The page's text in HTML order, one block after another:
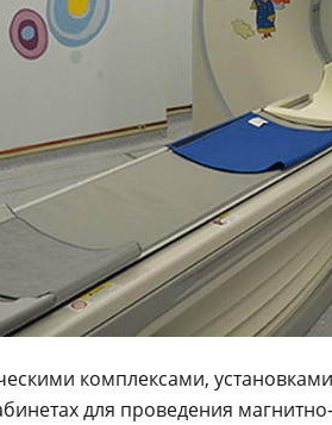
комплексами,
для проведения